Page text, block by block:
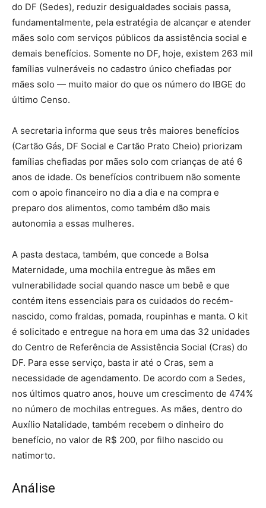
do DF (Sedes), reduzir desigualdades sociais passa,
fundamentalmente, pela estratégia de alcançar e atender
mães solo com serviços públicos da assistência social e
demais benefícios. Somente no DF, hoje, existem 263 mil
famílias vulneráveis no cadastro único chefiadas por
mães solo — muito maior do que os número do IBGE do
último Censo.
A secretaria informa que seus três maiores benefícios
(Cartão Gás, DF Social e Cartão Prato Cheio) priorizam
famílias chefiadas por mães solo com crianças de até 6
anos de idade. Os benefícios contribuem não somente
com o apoio financeiro no dia a dia e na compra e
preparo dos alimentos, como também dão mais
autonomia a essas mulheres.
A pasta destaca, também, que concede a Bolsa
Maternidade, uma mochila entregue às mães em
vulnerabilidade social quando nasce um bebê e que
contém itens essenciais para os cuidados do recém-
nascido, como fraldas, pomada, roupinhas e manta. O kit
é solicitado e entregue na hora em uma das 32 unidades
do Centro de Referência de Assistência Social (Cras) do
DF. Para esse serviço, basta ir até o Cras, sem a
necessidade de agendamento. De acordo com a Sedes,
nos últimos quatro anos, houve um crescimento de 474%
no número de mochilas entregues. As mães, dentro do
Auxílio Natalidade, também recebem o dinheiro do
benefício, no valor de R$ 200, por filho nascido ou
natimorto.
Análise